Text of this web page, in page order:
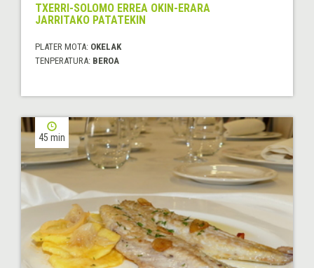
TXERRI-SOLOMO ERREA OKIN-ERARA
JARRITAKO PATATEKIN
PLATER MOTA: OKELAK
TENPERATURA: BEROA
45 min